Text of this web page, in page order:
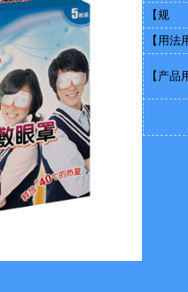
【规
【用法
【产品